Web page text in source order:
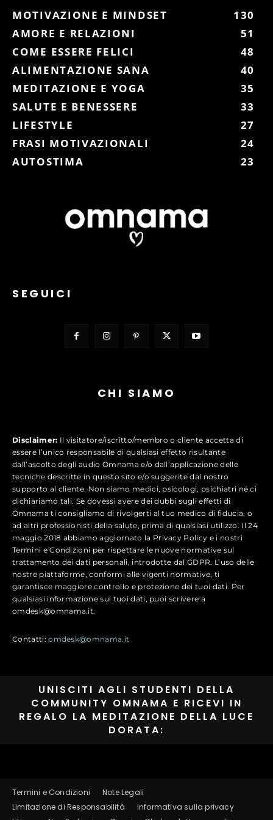
MOTIVAZIONE E MINDSET
130
AMORE E RELAZIONI
51
COME ESSERE FELICI
48
ALIMENTAZIONE SANA
40
MEDITAZIONE E YOGA
35
SALUTE E BENESSERE
33
LIFESTYLE
27
FRASI MOTIVAZIONALI
24
AUTOSTIMA
23
SEGUICI
CHI SIAMO
Disclaimer: Il visitatore/iscritto/membro o cliente accetta di
essere l’unico responsabile di qualsiasi effetto risultante
dall’ascolto degli audio Omnama e/o dall’applicazione delle
tecniche descritte in questo sito e/o suggerite dal nostro
supporto al cliente. Non siamo medici, psicologi, psichiatri né ci
dichiariamo tali. Se dovessi avere dei dubbi sugli effetti di
Omnama ti consigliamo di rivolgerti al tuo medico di fiducia, o
ad altri professionisti della salute, prima di qualsiasi utilizzo. Il 24
maggio 2018 abbiamo aggiornato la Privacy Policy e i nostri
Termini e Condizioni per rispettare le nuove normative sul
trattamento dei dati personali, introdotte dal GDPR. L’uso delle
nostre piattaforme, conformi alle vigenti normative, ti
garantisce maggiore controllo e protezione dei tuoi dati. Per
qualsiasi informazione sui tuoi dati, puoi scrivere a
omdesk@omnama.it.
Contatti:omdesk@omnama.it
UNISCITI AGLI STUDENTI DELLA
COMMUNITY OMNAMA E RICEVI IN
REGALO LA MEDITAZIONE DELLA LUCE
DORATA:
Termini e Condizioni
Note Legali
Limitazione di Responsabilità
Informativa sulla privacy